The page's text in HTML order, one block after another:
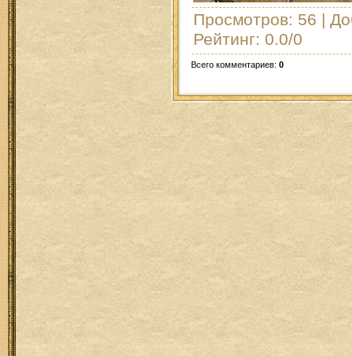
Просмотров: 56 |
Рейтинг: 0.0/0
Всего комментариев: 0